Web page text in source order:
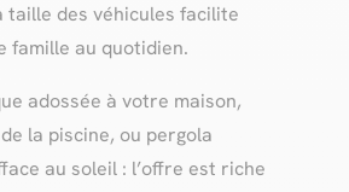
des véhicules facilite
famille au quotidien.
adossée à votre maison,
la piscine, ou pergola
au soleil : l’offre est riche